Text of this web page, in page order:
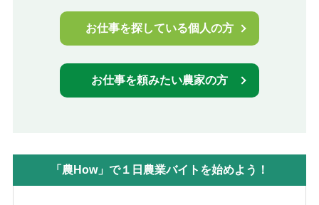
お仕事を探している個人の方
お仕事を頼みたい農家の方
「農How」で１日農業バイトを始めよう！